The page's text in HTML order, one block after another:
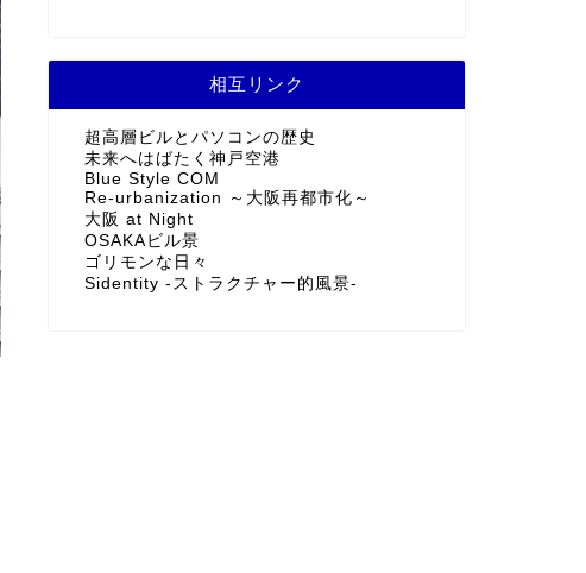
相互リンク
超高層ビルとパソコンの歴史
未来へはばたく神戸空港
Blue Style COM
Re-urbanization ～大阪再都市化～
大阪 at Night
OSAKAビル景
ゴリモンな日々
Sidentity -ストラクチャー的風景-